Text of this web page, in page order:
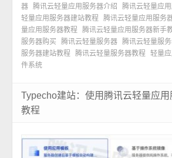
器 腾讯云轻量应用服务器介绍 腾讯云轻量应
轻量应用服务器建站教程
腾讯云轻量应用服务
量应用服务器教程
腾讯云轻量应用服务器新手
服务器购买
腾讯云轻量服务器 腾讯云轻量服
服务器建站教程
腾讯云轻量服务器教程
轻量
件系统
Typecho建站：使用腾讯云轻量应
教程